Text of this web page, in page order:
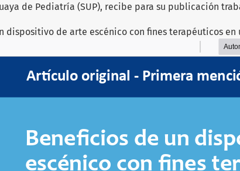
de Pediatría (SUP), recibe para su publicación
del artículo
dispositivo de arte escénico con fines terapéuticos en